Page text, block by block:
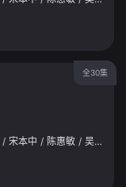
全30集
/ 宋本中 / 陈惠敏 / 吴志雄